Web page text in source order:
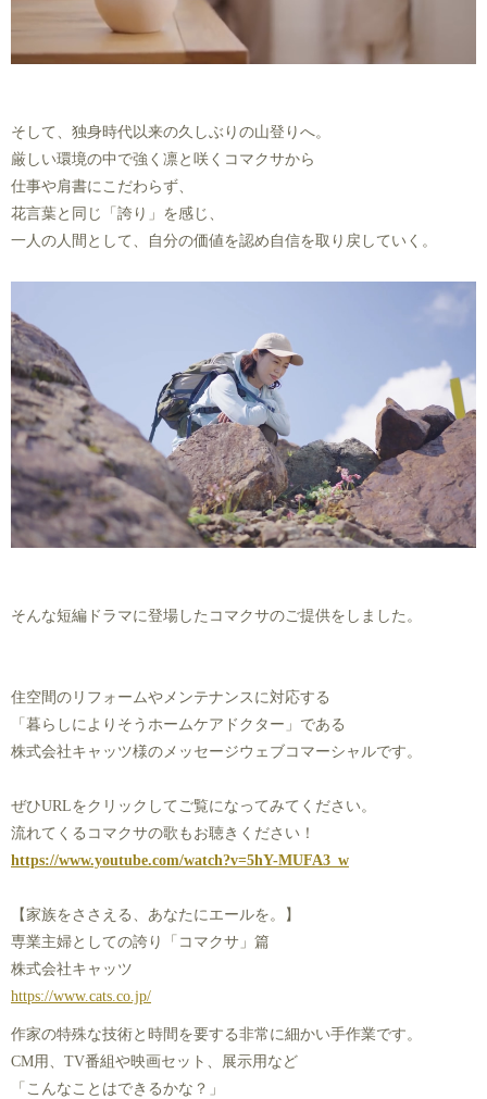
そして、独身時代以来の久しぶりの山登りへ。
厳しい環境の中で強く凛と咲くコマクサから
仕事や肩書にこだわらず、
花言葉と同じ「誇り」を感じ、
一人の人間として、自分の価値を認め自信を取り戻していく。
そんな短編ドラマに登場したコマクサのご提供をしました。
住空間のリフォームやメンテナンスに対応する
「暮らしによりそうホームケアドクター」である
株式会社キャッツ様のメッセージウェブコマーシャルです。
ぜひURLをクリックしてご覧になってみてください。
流れてくるコマクサの歌もお聴きください！
https://www.youtube.com/watch?v=5hY-MUFA3_w
【家族をささえる、あなたにエールを。】
専業主婦としての誇り「コマクサ」篇
株式会社キャッツ
https://www.cats.co.jp/
作家の特殊な技術と時間を要する非常に細かい手作業です。
CM用、TV番組や映画セット、展示用など
「こんなことはできるかな？」